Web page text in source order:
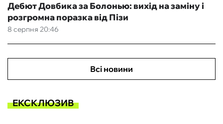
8 серпня 20:46
Дебют Довбика за Болонью: вихід на заміну і
розгромна поразка від Пізи
Всі новини
ЕКСКЛЮЗИВ